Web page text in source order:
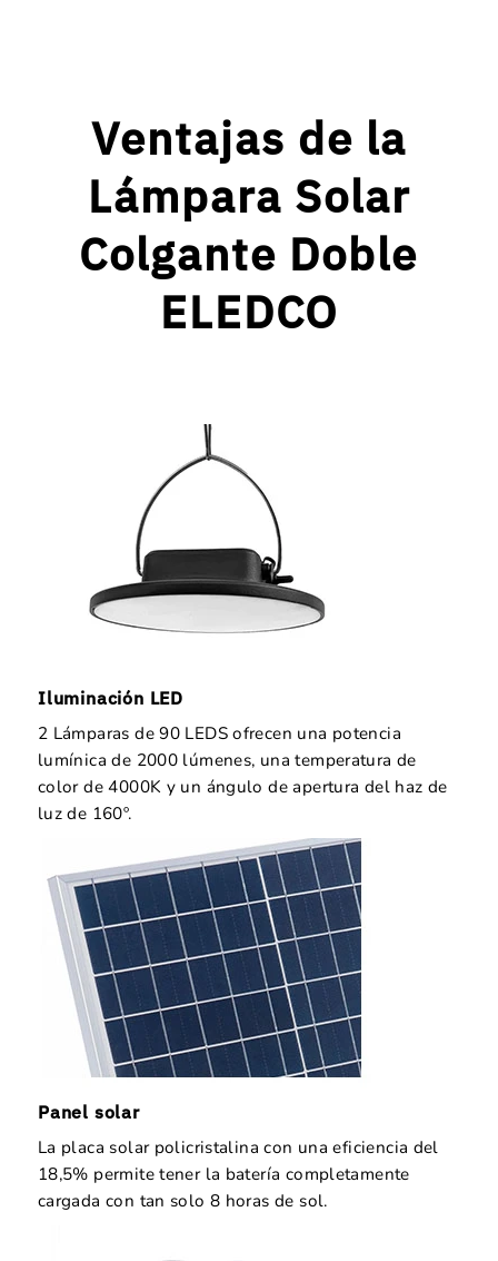
Ventajas de la
Lámpara Solar
Colgante Doble
ELEDCO
Iluminación LED
2 Lámparas de 90 LEDS ofrecen una potencia
lumínica de 2000 lúmenes, una temperatura de
color de 4000K y un ángulo de apertura del haz de
luz de 160º.
Panel solar
La placa solar policristalina con una eficiencia del
18,5% permite tener la batería completamente
cargada con tan solo 8 horas de sol.